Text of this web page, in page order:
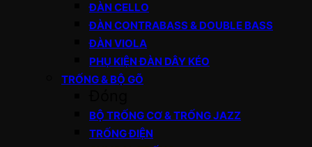
ĐÀN CELLO
ĐÀN CONTRABASS & DOUBLE BASS
ĐÀN VIOLA
PHỤ KIỆN ĐÀN DÂY KÉO
TRỐNG & BỘ GÕ
BỘ TRỐNG CƠ & TRỐNG JAZZ
TRỐNG ĐIỆN